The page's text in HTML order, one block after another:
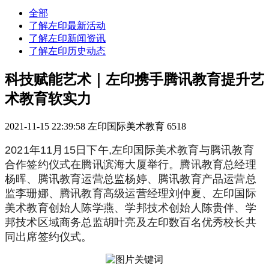
全部
了解左印最新活动
了解左印新闻资讯
了解左印历史动态
科技赋能艺术｜左印携手腾讯教育提升艺
术教育软实力
2021-11-15 22:39:58 左印国际美术教育 6518
2021年11月15日下午,左印国际美术教育与腾讯教育
合作签约仪式在腾讯滨海大厦举行。腾讯教育总经理
杨晖、腾讯教育运营总监杨婷、腾讯教育产品运营总
监李珊娜、腾讯教育高级运营经理刘仲夏、左印国际
美术教育创始人陈学燕、学邦技术创始人陈贵伴、学
邦技术区域商务总监胡叶亮及左印数百名优秀校长共
同出席签约仪式。